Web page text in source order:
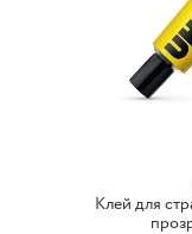
Клей для